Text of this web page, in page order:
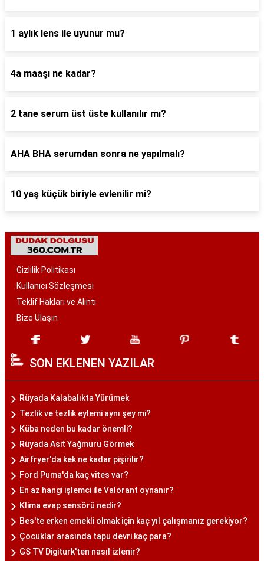
1 aylık lens ile uyunur mu?
4a maaşı ne kadar?
2 tane serum üst üste kullanılır mı?
AHA BHA serumdan sonra ne yapılmalı?
10 yaş küçük biriyle evlenilir mi?
Gizlilik Politikası
Kullanıcı Sözleşmesi
Teklif Hakları ve Alıntı
Bize Ulaşın
SON EKLENEN YAZILAR
Rüyada Kalabalıkta Yürümek
Tezlik ve tezlik eylemi aynı şey mi?
Küba neden bu kadar önemli?
Rüyada Asit Yağmuru Görmek
Airfryer'da kek ne kadar pişirilir?
Ford Puma'da kaç vites var?
En az hangi işlemci ile Valorant oynanır?
Klima evap sensörü nedir?
Bes'te erken emekli olmak için kaç yıl çalışmanız gerekiyor?
Çocuklar arasında tapu devri kaç para?
GS TV Digiturk'ten nasıl izlenir?